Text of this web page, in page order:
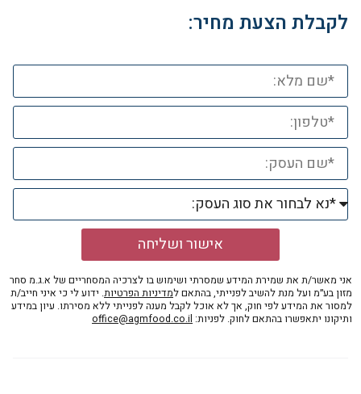
לקבלת הצעת מחיר:
אישור ושליחה
אני מאשר/ת את שמירת המידע שמסרתי ושימוש בו לצרכיה המסחריים של א.ג.מ סחר
מזון בע״מ ועל מנת להשיב לפנייתי, בהתאם למדיניות הפרטיות. ידוע לי כי איני חייב/ת
למסור את המידע לפי חוק, אך לא אוכל לקבל מענה לפנייתי ללא מסירתו. עיון במידע
ותיקונו יתאפשרו בהתאם לחוק. לפניות: office@agmfood.co.il